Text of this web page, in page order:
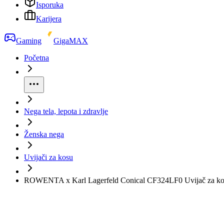
Isporuka
Karijera
Gaming
GigaMAX
Početna
Nega tela, lepota i zdravlje
Ženska nega
Uvijači za kosu
ROWENTA x Karl Lagerfeld Conical CF324LF0 Uvijač za